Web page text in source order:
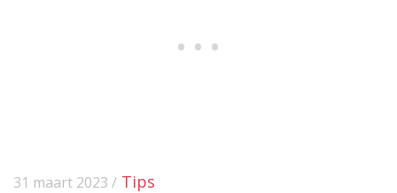
31 maart 2023 / Tips